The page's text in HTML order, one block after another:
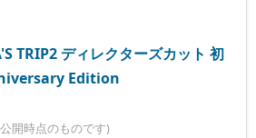
TRIP2 ディレクターズカット 初
Edition
開時点のものです)